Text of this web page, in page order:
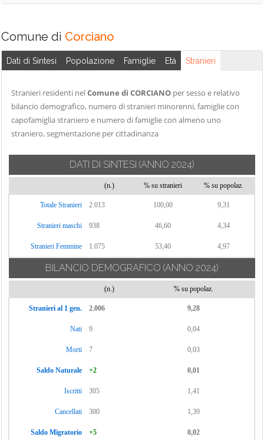
Comune di Corciano
Dati di Sintesi Popolazione Famiglie Età Stranieri
Stranieri residenti nelComune di CORCIANO per sesso e relativo
bilancio demografico, numero di stranieri minorenni, famiglie con
capofamiglia straniero e numero di famiglie con almeno uno
straniero, segmentazione per cittadinanza
DATI DI SINTESI (ANNO 2024)
(n.) % su stranieri % su popolaz.
Totale Stranieri 2.013 100,00 9,31
Stranieri maschi 938 46,60 4,34
Stranieri Femmine 1.075 53,40 4,97
BILANCIO DEMOGRAFICO (ANNO 2024)
(n.) % su popolaz.
Stranieri al 1 gen. 2.006 9,28
Nati 9 0,04
Morti 7 0,03
Saldo Naturale +2 0,01
Iscritti 305 1,41
Cancellati 300 1,39
Saldo Migratorio +5 0,02